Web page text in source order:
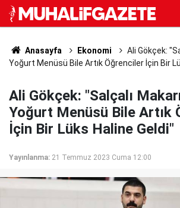
Anasayfa Ekonomi
Ali Gökçek:
Yoğurt Menüsü Bile Artık Öğrenciler İçin Bir
Ali Gökçek: "Salçalı
Yoğurt Menüsü Bile Artık
İçin Bir Lüks Haline Geldi"
Yayınlanma: 21 Temmuz 2023 Cuma 12:00